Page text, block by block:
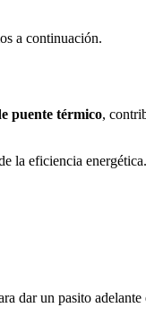
a continuación.
puente térmico,
la eficiencia energética.
dar un pasito